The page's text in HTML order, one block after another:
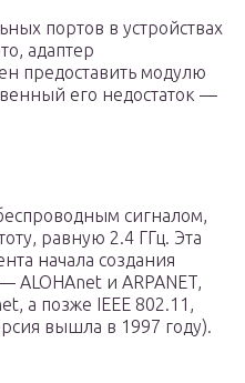
портов в устройствах
адаптер
предоставить модулю
его недостаток —
сигналом,
равную 2.4 ГГц. Эта
начала создания
ALOHAnet и ARPANET,
а позже IEEE 802.11,
вышла в 1997 году).